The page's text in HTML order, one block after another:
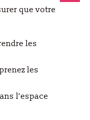
que votre
les
les
l’espace